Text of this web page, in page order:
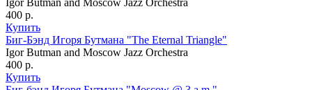
400 р.
Купить
Биг-Бэнд Игоря Бутмана "The Eternal Triangle"
Igor Butman and Moscow Jazz Orchestra
400 р.
Купить